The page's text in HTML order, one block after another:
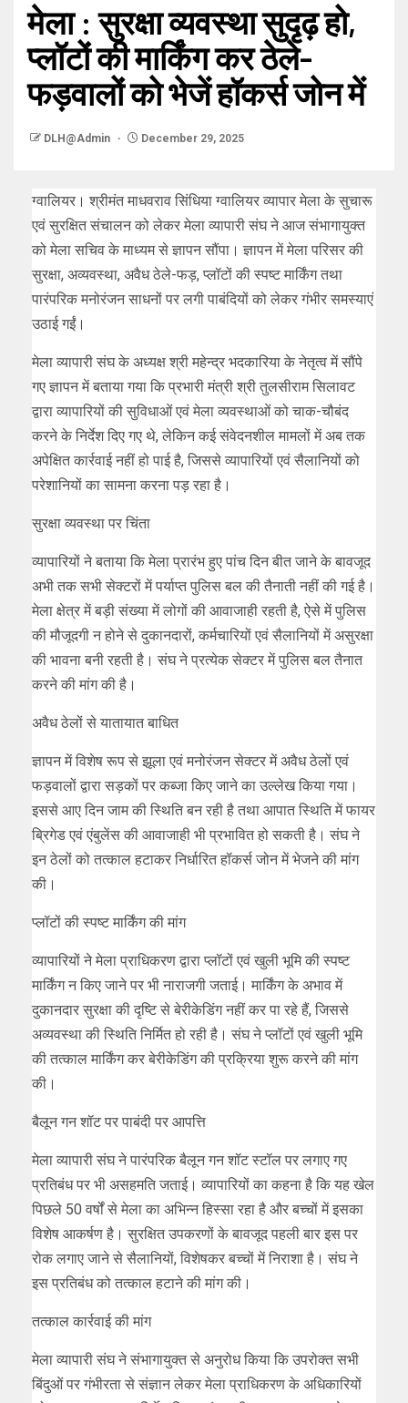
मेला : सुरक्षा व्यवस्था सुदृढ़ हो,
प्लॉटों की मार्किंग कर ठेले-
फड़वालों को भेजें हॉकर्स जोन में
DLH@Admin December 29, 2025
ग्वालियर। श्रीमंत माधवराव सिंधिया ग्वालियर व्यापार मेला के सुचारू
एवं सुरक्षित संचालन को लेकर मेला व्यापारी संघ ने आज संभागायुक्त
को मेला सचिव के माध्यम से ज्ञापन सौंपा। ज्ञापन में मेला परिसर की
सुरक्षा, अव्यवस्था, अवैध ठेले-फड़, प्लॉटों की स्पष्ट मार्किंग तथा
पारंपरिक मनोरंजन साधनों पर लगी पाबंदियों को लेकर गंभीर समस्याएं
उठाई गईं।
मेला व्यापारी संघ के अध्यक्ष श्री महेन्द्र भदकारिया के नेतृत्व में सौंपे
गए ज्ञापन में बताया गया कि प्रभारी मंत्री श्री तुलसीराम सिलावट
द्वारा व्यापारियों की सुविधाओं एवं मेला व्यवस्थाओं को चाक-चौबंद
करने के निर्देश दिए गए थे, लेकिन कई संवेदनशील मामलों में अब तक
अपेक्षित कार्रवाई नहीं हो पाई है, जिससे व्यापारियों एवं सैलानियों को
परेशानियों का सामना करना पड़ रहा है।
सुरक्षा व्यवस्था पर चिंता
व्यापारियों ने बताया कि मेला प्रारंभ हुए पांच दिन बीत जाने के बावजूद
अभी तक सभी सेक्टरों में पर्याप्त पुलिस बल की तैनाती नहीं की गई है।
मेला क्षेत्र में बड़ी संख्या में लोगों की आवाजाही रहती है, ऐसे में पुलिस
की मौजूदगी न होने से दुकानदारों, कर्मचारियों एवं सैलानियों में असुरक्षा
की भावना बनी रहती है। संघ ने प्रत्येक सेक्टर में पुलिस बल तैनात
करने की मांग की है।
अवैध ठेलों से यातायात बाधित
ज्ञापन में विशेष रूप से झूला एवं मनोरंजन सेक्टर में अवैध ठेलों एवं
फड़वालों द्वारा सड़कों पर कब्जा किए जाने का उल्लेख किया गया।
इससे आए दिन जाम की स्थिति बन रही है तथा आपात स्थिति में फायर
ब्रिगेड एवं एंबुलेंस की आवाजाही भी प्रभावित हो सकती है। संघ ने
इन ठेलों को तत्काल हटाकर निर्धारित हॉकर्स जोन में भेजने की मांग
की।
प्लॉटों की स्पष्ट मार्किंग की मांग
व्यापारियों ने मेला प्राधिकरण द्वारा प्लॉटों एवं खुली भूमि की स्पष्ट
मार्किंग न किए जाने पर भी नाराजगी जताई। मार्किंग के अभाव में
दुकानदार सुरक्षा की दृष्टि से बेरीकेडिंग नहीं कर पा रहे हैं, जिससे
अव्यवस्था की स्थिति निर्मित हो रही है। संघ ने प्लॉटों एवं खुली भूमि
की तत्काल मार्किंग कर बेरीकेडिंग की प्रक्रिया शुरू करने की मांग
की।
बैलून गन शॉट पर पाबंदी पर आपत्ति
मेला व्यापारी संघ ने पारंपरिक बैलून गन शॉट स्टॉल पर लगाए गए
प्रतिबंध पर भी असहमति जताई। व्यापारियों का कहना है कि यह खेल
पिछले 50 वर्षों से मेला का अभिन्न हिस्सा रहा है और बच्चों में इसका
विशेष आकर्षण है। सुरक्षित उपकरणों के बावजूद पहली बार इस पर
रोक लगाए जाने से सैलानियों, विशेषकर बच्चों में निराशा है। संघ ने
इस प्रतिबंध को तत्काल हटाने की मांग की।
तत्काल कार्रवाई की मांग
मेला व्यापारी संघ ने संभागायुक्त से अनुरोध किया कि उपरोक्त सभी
बिंदुओं पर गंभीरता से संज्ञान लेकर मेला प्राधिकरण के अधिकारियों